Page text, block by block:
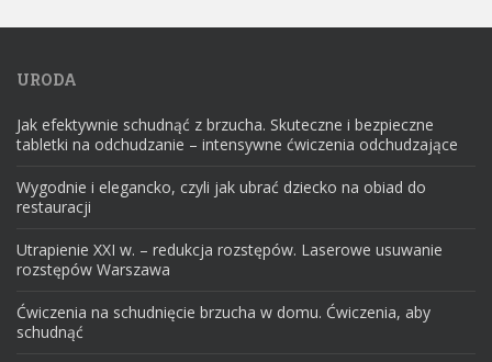
URODA
Jak efektywnie schudnąć z brzucha. Skuteczne i bezpieczne
tabletki na odchudzanie – intensywne ćwiczenia odchudzające
Wygodnie i elegancko, czyli jak ubrać dziecko na obiad do
restauracji
Utrapienie XXI w. – redukcja rozstępów. Laserowe usuwanie
rozstępów Warszawa
Ćwiczenia na schudnięcie brzucha w domu. Ćwiczenia, aby
schudnąć